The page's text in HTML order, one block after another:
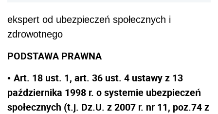
ekspert od ubezpieczeń społecznych i
zdrowotnego
PODSTAWA PRAWNA
• Art. 18 ust. 1, art. 36 ust. 4 ustawy z 13
października 1998 r. o systemie ubezpieczeń
społecznych (t.j. Dz.U. z 2007 r. nr 11, poz.74 z